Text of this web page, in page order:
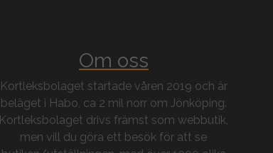
Om oss
Kortleksbolaget startade våren 2019 och är
beläget i Habo, ca 2 mil norr om Jönköping.
Kortleksbolaget drivs främst som webbutik,
men vill du göra ett besök för att se